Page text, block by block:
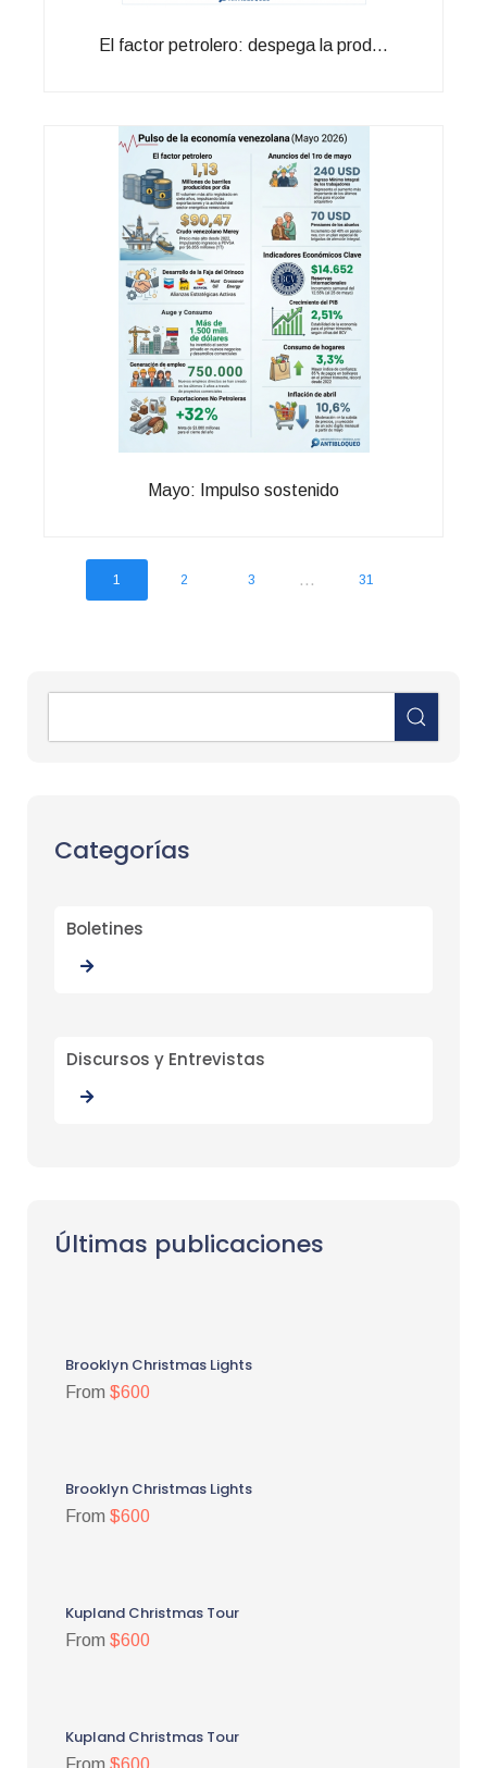
El factor petrolero: despega la prod...
Mayo: Impulso sostenido
1 2 3 ... 31
Categorías
Boletines
Discursos y Entrevistas
Últimas publicaciones
Brooklyn Christmas Lights
From $600
Brooklyn Christmas Lights
From $600
Kupland Christmas Tour
From $600
Kupland Christmas Tour
From $600